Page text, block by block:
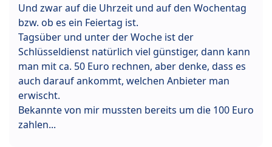
Und zwar auf die Uhrzeit und auf den Wochentag
bzw. ob es ein Feiertag ist.
Tagsüber und unter der Woche ist der
Schlüsseldienst natürlich viel günstiger, dann kann
man mit ca. 50 Euro rechnen, aber denke, dass es
auch darauf ankommt, welchen Anbieter man
erwischt.
Bekannte von mir mussten bereits um die 100 Euro
zahlen...